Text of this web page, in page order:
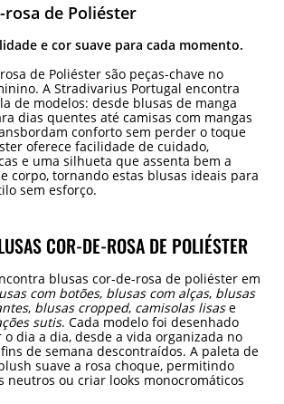
rosa de Poliéster
e cor suave para cada momento.
de Poliéster são peças-chave no
A Stradivarius Portugal encontra
de modelos: desde blusas de manga
dias quentes até camisas com mangas
conforto sem perder o toque
oferece facilidade de cuidado,
e uma silhueta que assenta bem a
corpo, tornando estas blusas ideais para
sem esforço.
COR-DE-ROSA DE POLIÉSTER
blusas cor-de-rosa de poliéster em
com botões, blusas com alças, blusas
, blusas cropped, camisolas lisase
sutis. Cada modelo foi desenhado
dia a dia, desde a vida organizada no
de semana descontraídos. A paleta de
suave a rosa choque, permitindo
neutros ou criar looks monocromáticos